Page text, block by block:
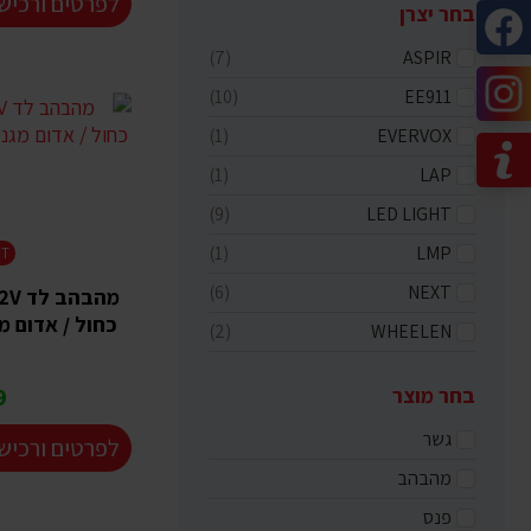
בחר יצרן
ASPIR
(7)
EE911
(10)
EVERVOX
(1)
LAP
(1)
LED LIGHT
(9)
LMP
(1)
NEXT
(6)
WHEELEN
(2)
בחר מוצר
גשר
מהבהב
פנס
כחול / אדום
לפרטים